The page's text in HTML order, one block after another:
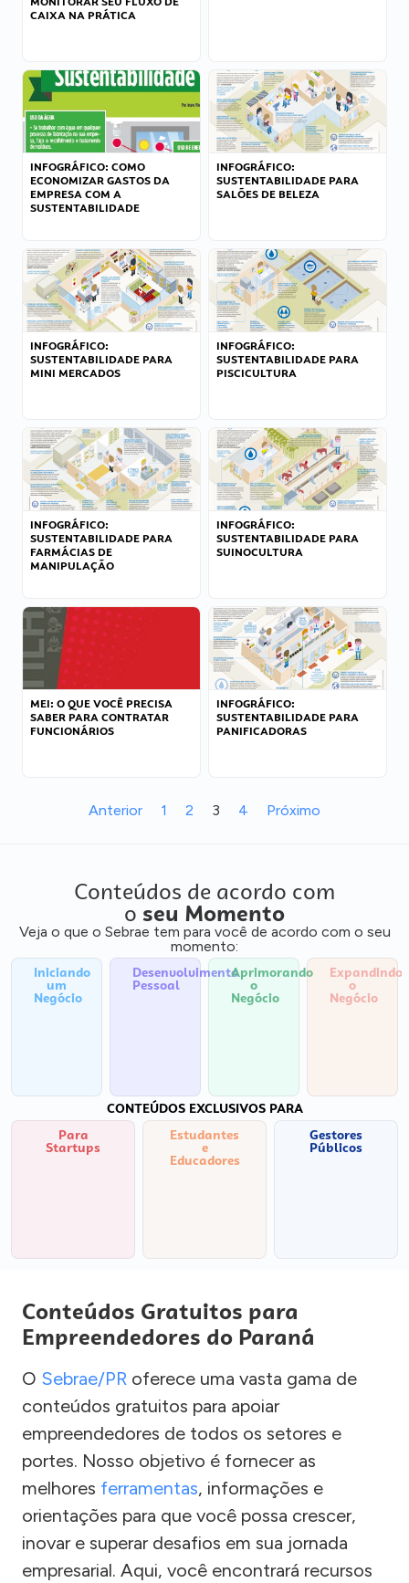
CAIXA NA PRÁTICA
INFOGRÁFICO: COMO
ECONOMIZAR GASTOS DA
EMPRESA COM A
SUSTENTABILIDADE
INFOGRÁFICO:
SUSTENTABILIDADE PARA
SALÕES DE BELEZA
INFOGRÁFICO:
SUSTENTABILIDADE PARA
MINI MERCADOS
INFOGRÁFICO:
SUSTENTABILIDADE PARA
PISCICULTURA
INFOGRÁFICO:
SUSTENTABILIDADE PARA
FARMÁCIAS DE
MANIPULAÇÃO
INFOGRÁFICO:
SUSTENTABILIDADE PARA
SUINOCULTURA
MEI: O QUE VOCÊ PRECISA
SABER PARA CONTRATAR
FUNCIONÁRIOS
INFOGRÁFICO:
SUSTENTABILIDADE PARA
PANIFICADORAS
Anterior 1 2 3 4 Próximo
Conteúdos de acordo com
o seu Momento
Veja o que o Sebrae tem para você de acordo com o seu
momento:
Iniciando
um
Negócio
Desenvolvimento
Pessoal
Aprimorando
o
Negócio
Expandindo
o
Negócio
CONTEÚDOS EXCLUSIVOS PARA
Para
Startups
Estudantes
e
Educadores
Gestores
Públicos
Conteúdos Gratuitos para
Empreendedores do Paraná
O Sebrae/PR oferece uma vasta gama de
conteúdos gratuitos para apoiar
empreendedores de todos os setores e
portes. Nosso objetivo é fornecer as
melhores ferramentas, informações e
orientações para que você possa crescer,
inovar e superar desafios em sua jornada
empresarial. Aqui, você encontrará recursos